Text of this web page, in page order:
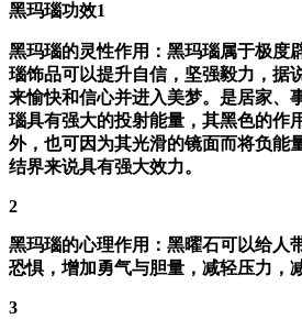
黑玛瑙功效1
黑玛瑙的灵性作用：黑玛瑙属于极度
瑙饰品可以提升自信，坚强毅力，据
来愉快和信心并进入美梦。是居家、
瑙具有强大的投射能量，其黑色的作
外，也可因为其光滑的镜面而将负能
结界来说具有强大效力。
2
黑玛瑙的心理作用：黑曜石可以给人
恐惧，增加勇气与胆量，减轻压力，
3